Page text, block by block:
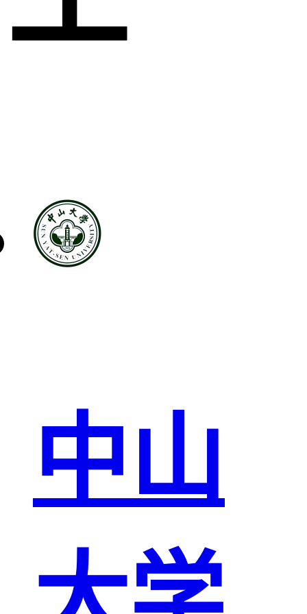
中山